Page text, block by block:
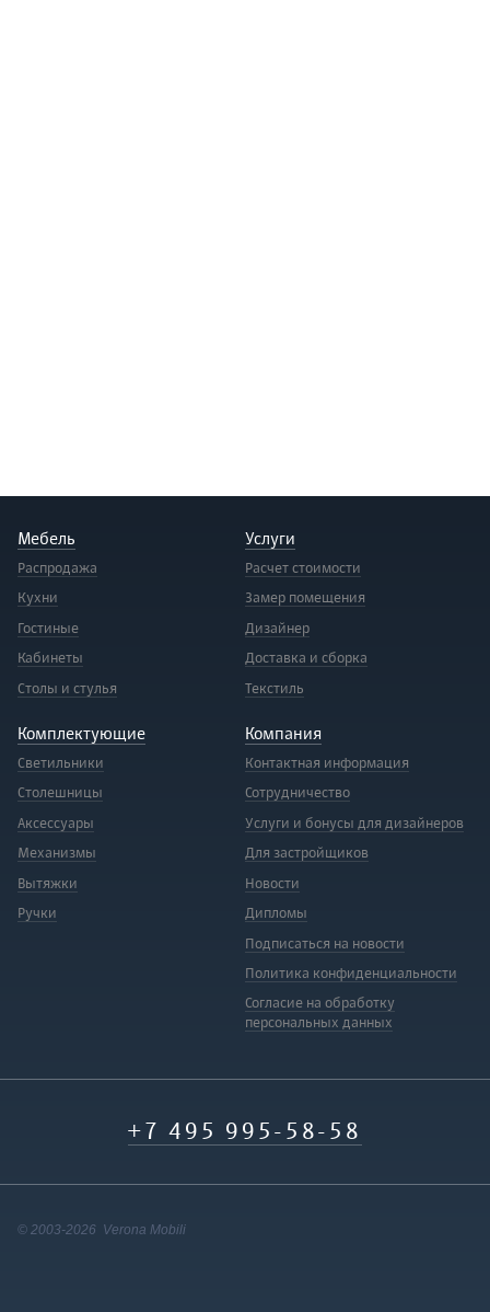
+7 495 995-58-58
Мебель
Распродажа
Кухни
Гостиные
Кабинеты
Столы и стулья
Услуги
Расчет стоимости
Замер помещения
Дизайнер
Доставка и сборка
Текстиль
Комплектующие
Светильники
Столешницы
Аксессуары
Механизмы
Вытяжки
Ручки
Компания
Контактная информация
Сотрудничество
Услуги и бонусы для дизайнеров
Для застройщиков
Новости
Дипломы
Подписаться на новости
Политика конфиденциальности
Согласие на обработку
персональных данных
© 2003-2026 Verona Mobili